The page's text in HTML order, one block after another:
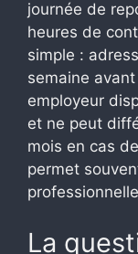
journée de
heures de
simple :
semaine
employeur
et ne peut
mois en cas
permet
La